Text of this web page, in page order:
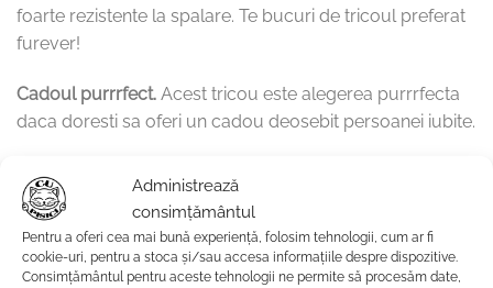
Administrează
consimțământul
Pentru a oferi cea mai bună experiență, folosim tehnologii, cum ar fi
cookie-uri, pentru a stoca și/sau accesa informațiile despre dispozitive.
Consimțământul pentru aceste tehnologii ne permite să procesăm date,
foarte rezistente la spalare. Te bucuri de tricoul preferat
furever!
Cadoul purrrfect. Acest tricou este alegerea purrrfecta
daca doresti sa oferi un cadou deosebit persoanei iubite.
Fii in trend si alege sustenabilitatea cu tricourile nostre
eco-friendly, purrrfecte pentru iubitorii de pisici si
pasionatii de moda deopotriva. Comanda acum si
bucura-te de confortul si calitatea tricourilor Cu Pisici.